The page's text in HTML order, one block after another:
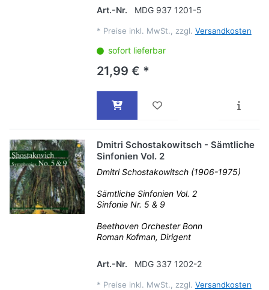
Art.-Nr.
MDG 937 1201-5
* Preise inkl. MwSt., zzgl. Versandkosten
sofort lieferbar
21,99 € *
Dmitri Schostakowitsch - Sämtliche
Sinfonien Vol. 2
Dmitri Schostakowitsch (1906-1975)
Sämtliche Sinfonien Vol. 2
Sinfonie Nr. 5 & 9
Beethoven Orchester Bonn
Roman Kofman, Dirigent
Art.-Nr. MDG 337 1202-2
* Preise inkl. MwSt., zzgl. Versandkosten